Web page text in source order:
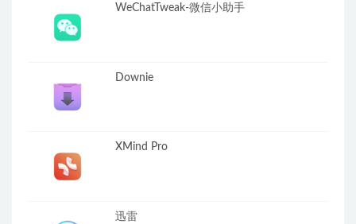
WeChatTweak-微信小助手
Downie
XMind Pro
迅雷